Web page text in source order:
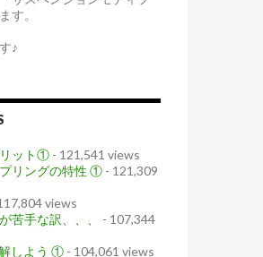
す。
♪
ット① - 121,541 views
リングの特性 ① - 121,309
views
苦手な訳、、、
- 107,344
しよう ① - 104,061 views